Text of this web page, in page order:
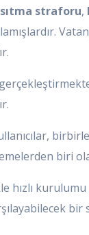
straforu,
biri
hızlı